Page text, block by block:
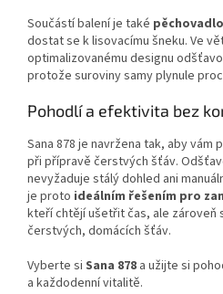
Součástí balení je také pěchovadlo
dostat se k lisovacímu šneku. Ve
optimalizovanému designu
protože suroviny samy plynule
Pohodlí a efektivita bez
Sana 878 je navržena tak, aby
při přípravě čerstvých šťáv.
nevyžaduje stálý dohled ani
je proto ideálním řešením pro
kteří chtějí ušetřit čas, ale
čerstvých, domácích šťáv.
Vyberte si Sana 878 a užijte si
a každodenní vitalitě.